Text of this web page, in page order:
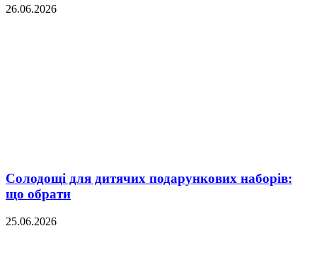
26.06.2026
Солодощі для дитячих подарункових наборів:
що обрати
25.06.2026